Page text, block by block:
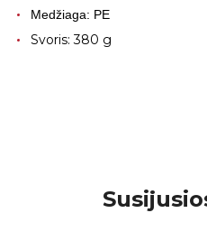
Medžiaga: PE
Svoris: 380 g